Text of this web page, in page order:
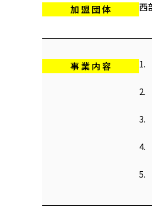
加 盟 団 体 西
事 業 内 容 1.
2.
3.
4.
5.